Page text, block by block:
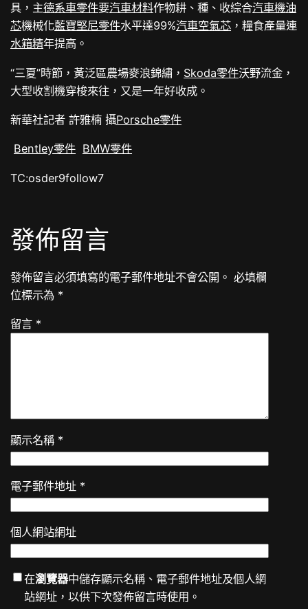
具，主德系車零件要汽車材料作物耕、種、收綜合汽車機油
芯機械化藍寶堅尼零件水平達99%汽車空氣芯 ，糧食產量連
水箱精年提高。
“三夏”時節，黃泛區農場麥浪錦繡， Skoda零件沃野流金，
大型收割機穿梭來往，又是一年好收成。
新華社記者 許雅楠 攝Porsche零件
Bentley零件 BMW零件
TC:osder9follow7
發佈留言
發佈留言必須填寫的電子郵件地址不會公開。 必填欄
位標示為 *
留言 *
顯示名稱 *
電子郵件地址 *
個人網站網址
在瀏覽器中儲存顯示名稱、電子郵件地址及個人網
站網址，以供下次發佈留言時使用。